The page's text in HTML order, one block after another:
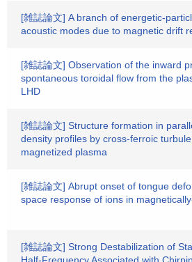
[雑誌論文] A branch of energetic-
acoustic modes due to magnetic drift
[雑誌論文] Observation of the inward
spontaneous toroidal flow from the
LHD
[雑誌論文] Structure formation in
density profiles by cross-ferroic
magnetized plasma
[雑誌論文] Abrupt onset of tongue
space response of ions in
[雑誌論文] Strong Destabilization of